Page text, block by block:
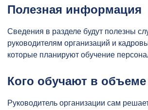
Полезная информация
Сведения в разделе будут полезны
руководителям организаций и
которые планируют обучение
Кого обучают в
Руководитель организации сам